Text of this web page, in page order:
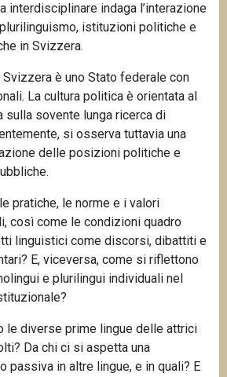
interdisciplinare indaga l’interazione
istituzioni politiche e
in Svizzera.
Svizzera è uno Stato federale con
La cultura politica è orientata al
sulla sovente lunga ricerca di
si osserva tuttavia una
delle posizioni politiche e
pratiche, le norme e i valori
così come le condizioni quadro
linguistici come discorsi, dibattiti e
E, viceversa, come si riflettono
e plurilingui individuali nel
le diverse prime lingue delle attrici
Da chi ci si aspetta una
passiva in altre lingue, e in quali? E